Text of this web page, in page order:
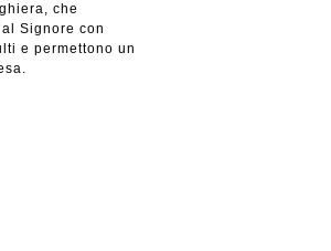
che
Signore con
e permettono un